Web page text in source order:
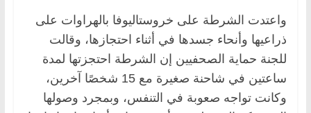
واعتدت الشرطة على خروستاليوفا بالهراوات على
ذراعيها وأنحاء جسدها في أثناء احتجازها، وقالت
للجنة حماية الصحفيين إن الشرطة احتجزتها لمدة
ساعتين في شاحنة صغيرة مع 15 شخصًا آخرين،
وكانت تواجه صعوبة في التنفس، وبمجرد وصولها